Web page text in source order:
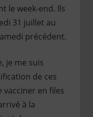
le week-end. Ils
31 juillet au
précédent.
je me suis
de ces
vacciner en files
à la